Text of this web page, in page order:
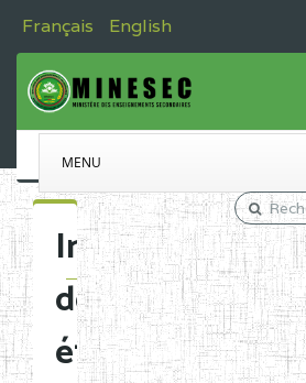
Français English
MENU
Immatriculation
des
établissements